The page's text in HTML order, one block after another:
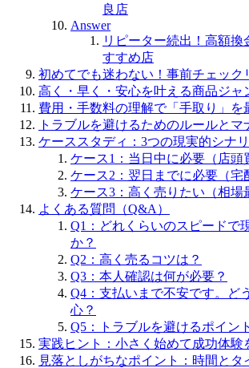
良店
Answer
リピーター続出！高額換
すすめ店
初めてでも迷わない！事前チェック
高く・早く・安心を叶える商品ジャ
費用・手数料の理解で「手取り」を
トラブルを避けるためのルールとマ
ケーススタディ：3つの現実的シナ
ケース1：当日中に必要（店頭
ケース2：翌日までに必要（宅
ケース3：高く売りたい（相場
よくある質問（Q&A）
Q1：どれくらいのスピードで
か？
Q2：高く売るコツは？
Q3：本人確認は何が必要？
Q4：支払いまで不安です。ど
心？
Q5：トラブルを避けるポイン
実践ヒント：小さく始めて成功体験
見落としがちなポイント：時間とタ